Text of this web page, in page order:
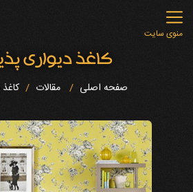
منوی سایت
کاغذ دیواری
صفحه اصلی
مقالات